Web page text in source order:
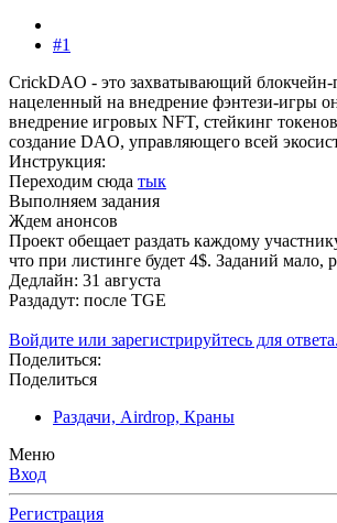
#1
CrickDAO - это захватывающий блокчейн-
нацеленный на внедрение фэнтези-игры
внедрение игровых NFT, стейкинг
создание DAO, управляющего всей
Инструкция:
Переходим сюда тык
Выполняем задания
Ждем анонсов
Проект обещает раздать каждому
что при листинге будет 4$. Заданий мало,
Дедлайн: 31 августа
Раздадут: после TGE
Войдите или зарегистрируйтесь для ответа.
Поделиться:
Поделиться
Раздачи, Airdrop, Краны
Меню
Вход
Регистрация